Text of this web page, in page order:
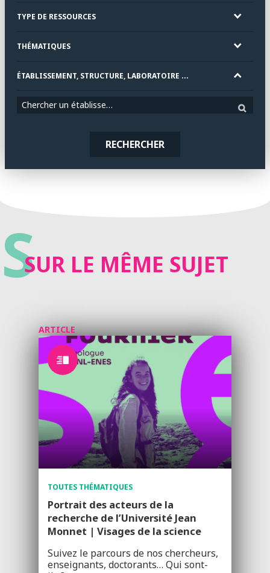
TYPE DE RESSOURCES
THÉMATIQUES
ÉTABLISSEMENT, STRUCTURE, LABORATOIRE ...
Chercher un établissement
RECHERCHER
SSUR LE MÊME SUJET
ARTICLE
TOUTES THÉMATIQUES
Portrait des acteurs de la
recherche de l’Université Jean
Monnet | Visages de la science
Suivez le parcours de nos chercheurs,
enseignants, doctorants… Qui sont-